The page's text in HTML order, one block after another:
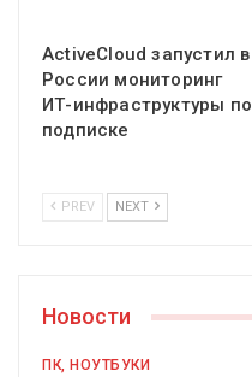
ActiveCloud запустил в
России мониторинг
ИТ-инфраструктуры по
подписке
PREV NEXT
Новости
ПК, НОУТБУКИ